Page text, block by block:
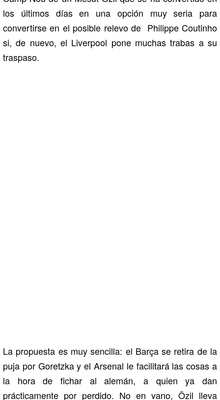
los últimos días en una opción muy seria para
convertirse en el posible relevo de Philippe Coutinho
si, de nuevo, el Liverpool pone muchas trabas a su
traspaso.
La propuesta es muy sencilla: el Barça se retira de la
puja por Goretzka y el Arsenal le facilitará las cosas a
la hora de fichar al alemán, a quien ya dan
prácticamente por perdido. No en vano, Özil lleva